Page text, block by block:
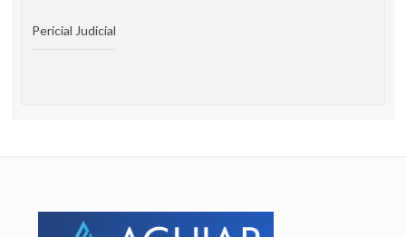
Pericial Judicial